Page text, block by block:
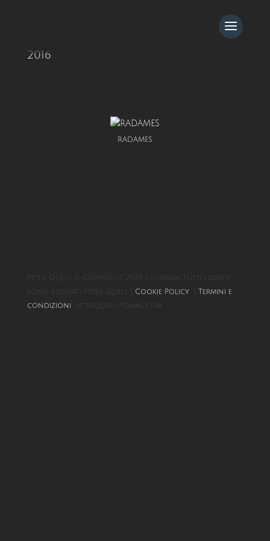
2016
RADAMES
Peter Quell © Copyright 2024 kourosh Tutti i diritti
sono riservati Peter Quell | Cookie Policy
Termini e
condizioni
peterquell@gmail.com